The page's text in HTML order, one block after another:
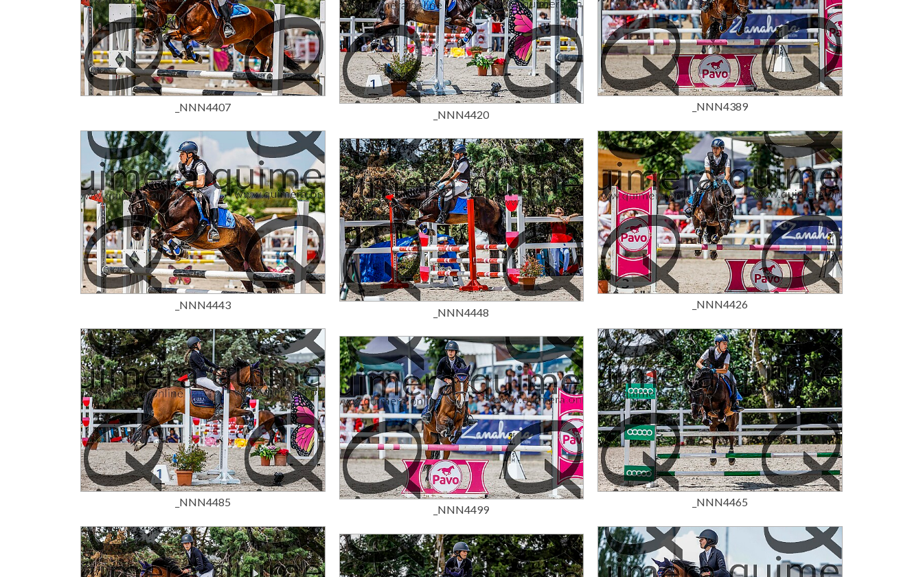
15,00 €
_NNN4389
15,00 €
_NNN4407
15,00 €
_NNN4420
15,00 €
_NNN4426
15,00 €
_NNN4443
15,00 €
_NNN4448
15,00 €
_NNN4465
15,00 €
_NNN4485
15,00 €
_NNN4499